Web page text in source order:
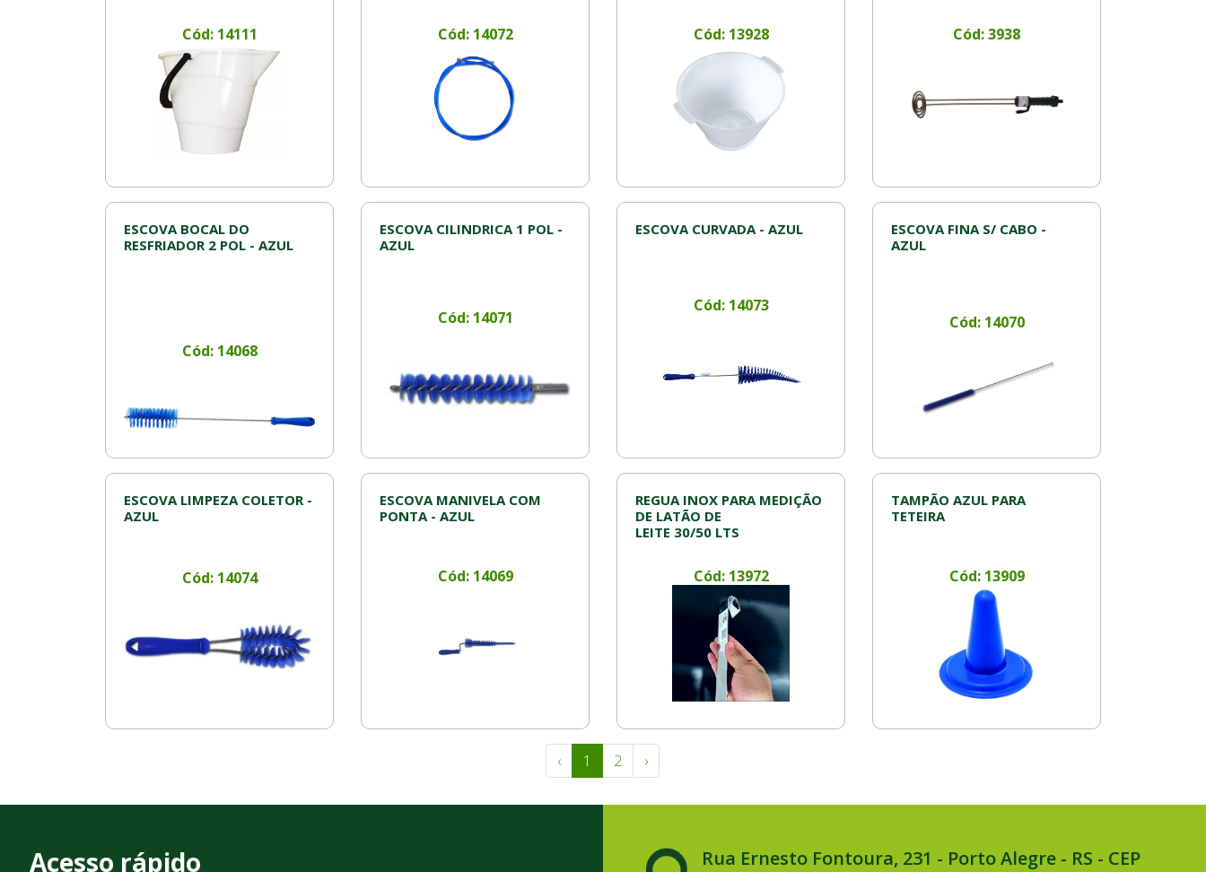
Cód: 14111 Cód: 14072 Cód: 13928 Cód: 3938
ESCOVA BOCAL DO
RESFRIADOR 2 POL - AZUL
Cód: 14068
ESCOVA CILINDRICA 1 POL -
AZUL
Cód: 14071
ESCOVA CURVADA - AZUL
Cód: 14073
ESCOVA FINA S/ CABO -
AZUL
Cód: 14070
ESCOVA LIMPEZA COLETOR -
AZUL
Cód: 14074
ESCOVA MANIVELA COM
PONTA - AZUL
Cód: 14069
REGUA INOX PARA MEDIÇÃO
DE LATÃO DE
LEITE 30/50 LTS
Cód: 13972
TAMPÃO AZUL PARA
TETEIRA
Cód: 13909
‹ 1 2 ›
Acesso rápido
Rua Ernesto Fontoura, 231 - Porto Alegre - RS - CEP